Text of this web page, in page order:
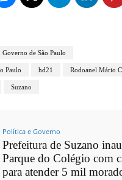
Governo de São Paulo
Paulo hd21 Rodoanel Mário
Suzano
Política e Governo
Prefeitura de Suzano
Parque do Colégio com
para atender 5 mil